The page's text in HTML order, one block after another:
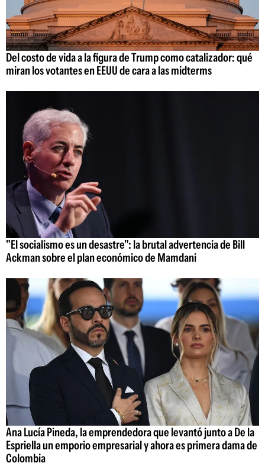
Del costo de vida a la figura de Trump como catalizador: qué
miran los votantes en EEUU de cara a las midterms
"El socialismo es un desastre": la brutal advertencia de Bill
Ackman sobre el plan económico de Mamdani
Ana Lucía Pineda, la emprendedora que levantó junto a De la
Espriella un emporio empresarial y ahora es primera dama de
Colombia